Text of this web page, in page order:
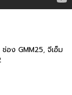
ช่อง GMM25, จีเอ็ม